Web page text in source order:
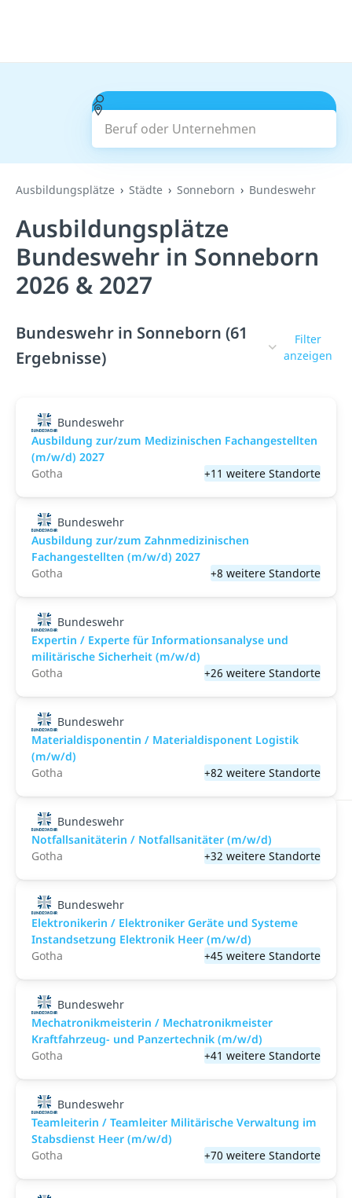
Beruf oder Unternehmen
Suchen
Ausbildungsplätze Städte Sonneborn Bundeswehr
Ausbildungsplätze
Bundeswehr in Sonneborn
2026 & 2027
Bundeswehr in Sonneborn (61
Ergebnisse)
Filter
anzeigen
Bundeswehr
Ausbildung zur/zum Medizinischen Fachangestellten
(m/w/d) 2027
Gotha
+11 weitere Standorte
Bundeswehr
Ausbildung zur/zum Zahnmedizinischen
Fachangestellten (m/w/d) 2027
Gotha
+8 weitere Standorte
Bundeswehr
Expertin / Experte für Informationsanalyse und
militärische Sicherheit (m/w/d)
Gotha
+26 weitere Standorte
Bundeswehr
Materialdisponentin / Materialdisponent Logistik
(m/w/d)
Gotha
+82 weitere Standorte
Bundeswehr
Notfallsanitäterin / Notfallsanitäter (m/w/d)
Gotha
+32 weitere Standorte
Bundeswehr
Elektronikerin / Elektroniker Geräte und Systeme
Instandsetzung Elektronik Heer (m/w/d)
Gotha
+45 weitere Standorte
Bundeswehr
Mechatronikmeisterin / Mechatronikmeister
Kraftfahrzeug- und Panzertechnik (m/w/d)
Gotha
+41 weitere Standorte
Bundeswehr
Teamleiterin / Teamleiter Militärische Verwaltung im
Stabsdienst Heer (m/w/d)
Gotha
+70 weitere Standorte